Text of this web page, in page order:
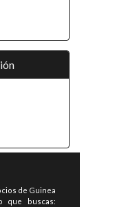
de Guinea
que buscas: